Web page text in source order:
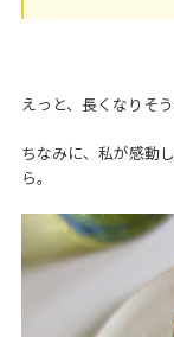
えっと、長くなりそ
ちなみに、私が感動
ら。